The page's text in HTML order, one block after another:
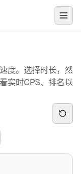
度。选择时长，然
实时CPS、排名以